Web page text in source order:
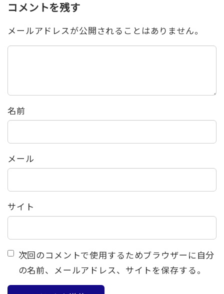
コメントを残す
メールアドレスが公開されることはありません。
名前
メール
サイト
次回のコメントで使用するためブラウザーに自分
の名前、メールアドレス、サイトを保存する。